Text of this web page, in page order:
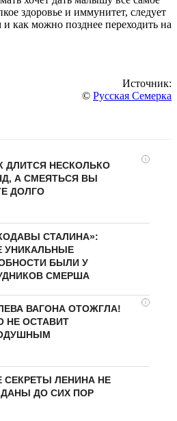
здоровье и иммунитет, следует
как можно позднее переходить на
Источник:
© Русская Семерка
i
ДЛИТСЯ НЕСКОЛЬКО
А СМЕЯТЬСЯ ВЫ
ДОЛГО
СТАЛИНА»:
УНИКАЛЬНЫЕ
БЫЛИ У
СМЕРША
i
ВАГОНА ОТОЖГЛА!
НЕ ОСТАВИТ
СЕКРЕТЫ ЛЕНИНА НЕ
ДО СИХ ПОР